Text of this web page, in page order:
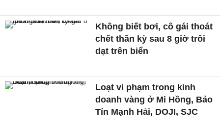
Không biết bơi, cô gái thoát
chết thần kỳ sau 8 giờ trôi
dạt trên biển
Loạt vi phạm trong kinh
doanh vàng ở Mi Hồng, Bảo
Tín Mạnh Hải, DOJI, SJC